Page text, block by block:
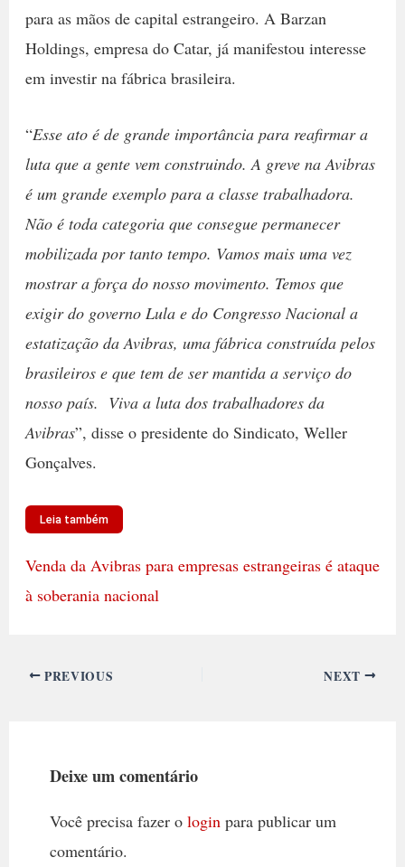
para as mãos de capital estrangeiro. A Barzan
Holdings, empresa do Catar, já manifestou interesse
em investir na fábrica brasileira.
“Esse ato é de grande importância para reafirmar a
luta que a gente vem construindo. A greve na Avibras
é um grande exemplo para a classe trabalhadora.
Não é toda categoria que consegue permanecer
mobilizada por tanto tempo. Vamos mais uma vez
mostrar a força do nosso movimento. Temos que
exigir do governo Lula e do Congresso Nacional a
estatização da Avibras, uma fábrica construída pelos
brasileiros e que tem de ser mantida a serviço do
nosso país. Viva a luta dos trabalhadores da
Avibras”, disse o presidente do Sindicato, Weller
Gonçalves.
Leia também
Venda da Avibras para empresas estrangeiras é ataque
à soberania nacional
PREVIOUS NEXT
Deixe um comentário
Você precisa fazer o login para publicar um
comentário.